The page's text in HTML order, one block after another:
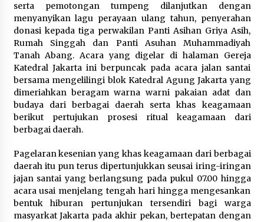
serta pemotongan tumpeng dilanjutkan dengan
menyanyikan lagu perayaan ulang tahun, penyerahan
donasi kepada tiga perwakilan Panti Asihan Griya Asih,
Rumah Singgah dan Panti Asuhan Muhammadiyah
Tanah Abang. Acara yang digelar di halaman Gereja
Katedral Jakarta ini berpuncak pada acara jalan santai
bersama mengelilingi blok Katedral Agung Jakarta yang
dimeriahkan beragam warna warni pakaian adat dan
budaya dari berbagai daerah serta khas keagamaan
berikut pertujukan prosesi ritual keagamaan dari
berbagai daerah.
Pagelaran kesenian yang khas keagamaan dari berbagai
daerah itu pun terus dipertunjukkan seusai iring-iringan
jajan santai yang berlangsung pada pukul 07.00 hingga
acara usai menjelang tengah hari hingga mengesankan
bentuk hiburan pertunjukan tersendiri bagi warga
masyarkat Jakarta pada akhir pekan, bertepatan dengan